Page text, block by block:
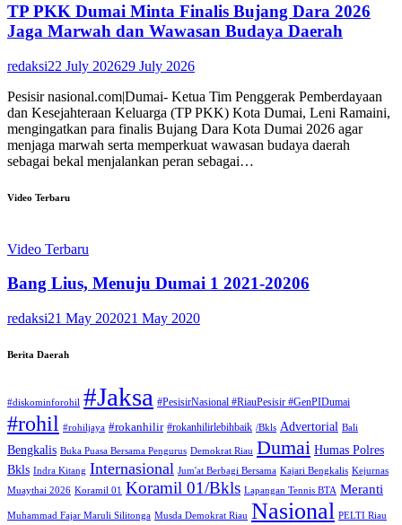
TP PKK Dumai Minta Finalis Bujang Dara 2026
Jaga Marwah dan Wawasan Budaya Daerah
redaksi22 July 202629 July 2026
Pesisir nasional.com|Dumai- Ketua Tim Penggerak Pemberdayaan
dan Kesejahteraan Keluarga (TP PKK) Kota Dumai, Leni Ramaini,
mengingatkan para finalis Bujang Dara Kota Dumai 2026 agar
menjaga marwah serta memperkuat wawasan budaya daerah
sebagai bekal menjalankan peran sebagai…
Video Terbaru
Video Terbaru
Bang Lius, Menuju Dumai 1 2021-20206
redaksi21 May 202021 May 2020
Berita Daerah
#diskominforohil #Jaksa #PesisirNasional #RiauPesisir #GenPIDumai
#rohil #rohiljaya #rokanhilir #rokanhilirlebihbaik /Bkls Advertorial Bali
Bengkalis Buka Puasa Bersama Pengurus Demokrat Riau Dumai Humas Polres
Bkls Indra Kitang Internasional Jum'at Berbagi Bersama Kajari Bengkalis Kejurnas
Muaythai 2026 Koramil 01 Koramil 01/Bkls Lapangan Tennis BTA Meranti
Muhammad Fajar Maruli Silitonga Musda Demokrat Riau Nasional PELTI Riau